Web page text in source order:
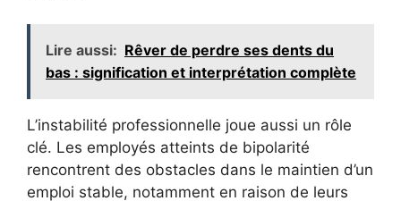
Lire aussi: Rêver de perdre ses dents du
bas : signification et interprétation complète
L’instabilité professionnelle joue aussi un rôle
clé. Les employés atteints de bipolarité
rencontrent des obstacles dans le maintien d’un
emploi stable, notamment en raison de leurs